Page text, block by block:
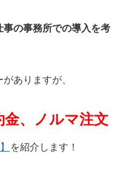
事の事務所での導入を考
ありますが、
金、ノルマ注文
を紹介します！